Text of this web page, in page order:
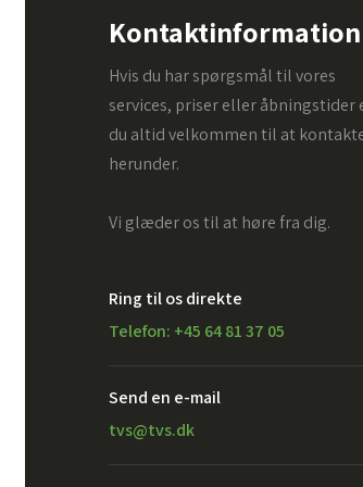
Kontaktinformation
Hvis du har spørgsmål til vores
services, priser eller åbningstider
du altid velkommen til at
herunder.
Vi glæder os til at høre fra dig.
Ring til os direkte
Telefon: +45 64 81 37 05
Send en e-mail​
tvs@tvs.dk